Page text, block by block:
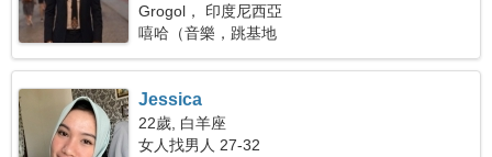
Grogol， 印度尼西亞
嘻哈（音樂，跳基地
Jessica
22歲, 白羊座
女人找男人 27-32